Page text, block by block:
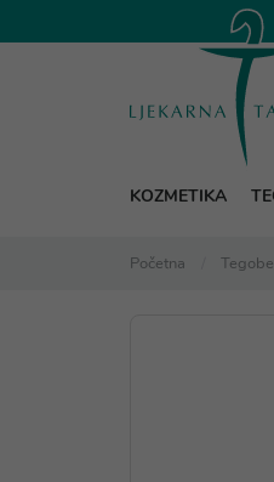
KOZMETIKA
Početna Tegobe